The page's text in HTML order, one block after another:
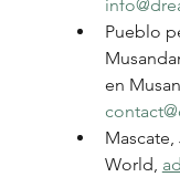
Pueblo
en
World,